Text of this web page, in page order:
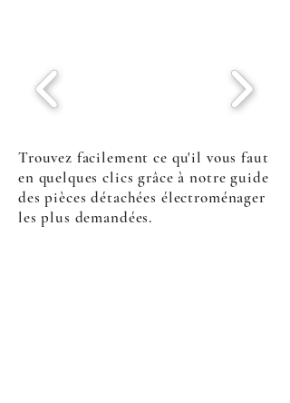
Trouvez facilement ce qu'il vous faut
en quelques clics grâce à notre guide
des pièces détachées électroménager
les plus demandées.